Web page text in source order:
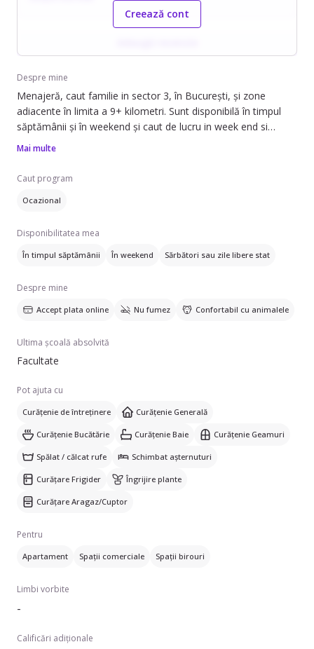
Creează cont
orale, igienă, joacă și plimbări, fiind confortabilă inclusiv cu câini
de talie mare. În paralel, poate oferi servicii de menaj de
potrivite, mai ales în locuințele cu animale. Are experiență și în
babysitting, dobândită în mediul familial alături de propriii copii
și nepoți, implicându-se în activități de îngrijire, joacă și rutină
zilnică, într-o manieră calmă și responsabilă.
Despre mine
Menajeră, caut familie in sector 3, în București, și zone
adiacente în limita a 9+ kilometri. Sunt disponibilă în timpul
săptămânii și în weekend și caut de lucru in week end si
ocazional.
Pot să ofer ajutor cu: spălat haine, schimbat așternuturi,
curățare frigider, îngrijire plante și curățare aragaz/cuptor. Am
experiență de 11 ani în domeniu și pot efectua curățenie de
baie și curățenie geamuri. Lucrez atât în apartamente, cât și
în spații comerciale sau birouri.
menținerea curățeniei în casa dumneavoastră, nu ezitați să
mă contactați.
Mai multe
Caut program
Ocazional
Disponibilitatea mea
În timpul săptămânii În weekend Sărbători sau zile libere stat
Despre mine
Accept plata online Nu fumez Confortabil cu animalele
Ultima școală absolvită
Facultate
Pot ajuta cu
Curățenie de întreținere Curățenie Generală
Curățenie Bucătărie Curățenie Baie Curățenie Geamuri
Spălat / călcat rufe Schimbat așternuturi
Curățare Frigider Îngrijire plante
Curățare Aragaz/Cuptor
Pentru
Apartament Spații comerciale Spații birouri
Limbi vorbite
-
Calificări adiționale